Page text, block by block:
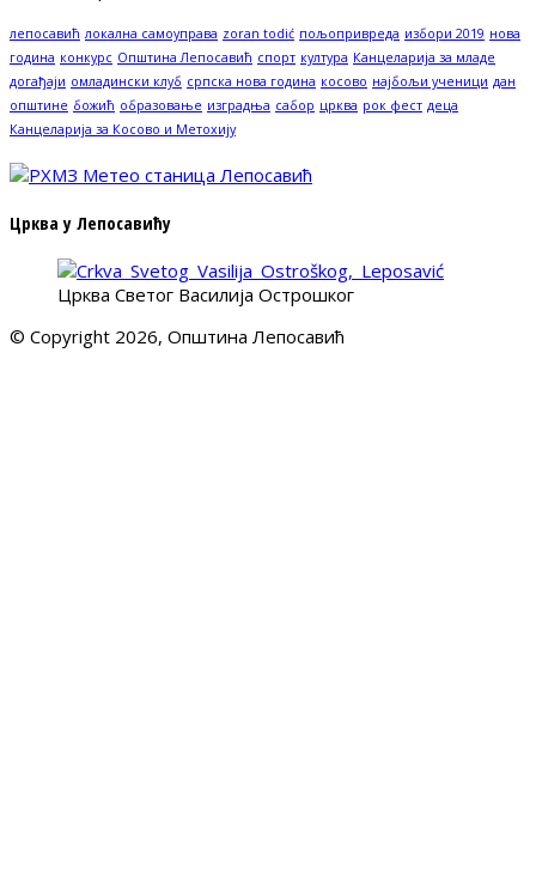
лепосавић локална самоуправа zoran todić пољопривреда избори 2019 нова
година конкурс Општина Лепосавић спорт култура Канцеларија за младе
догађаји омладински клуб српска нова година косово најбољи ученици дан
општине божић образовање изградња сабор црква рок фест деца
Канцеларија за Косово и Метохију
Црква у Лепосавићу
Црква Светог Василија Острошког
© Copyright 2026, Општина Лепосавић